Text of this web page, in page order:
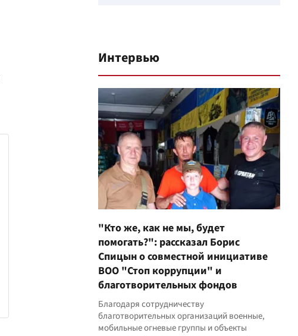
Интервью
"Кто же, как не мы, будет
помогать?": рассказал Борис
Спицын о совместной инициативе
ВОО "Стоп коррупции" и
благотворительных фондов
Благодаря сотрудничеству
благотворительных организаций военные,
мобильные огневые группы и объекты